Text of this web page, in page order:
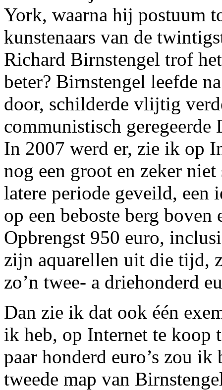
York, waarna hij postuum
kunstenaars van de
Richard Birnstengel trof
beter? Birnstengel leefde
door, schilderde vlijtig
communistisch geregeerde
In 2007 werd er, zie ik op
nog een groot en zeker
latere periode geveild, een
op een beboste berg
Opbrengst 950 euro,
zijn aquarellen uit die tijd,
zo’n twee- a driehonderd
Dan zie ik dat ook één
ik heb, op Internet te koop
paar honderd euro’s zou
tweede map van